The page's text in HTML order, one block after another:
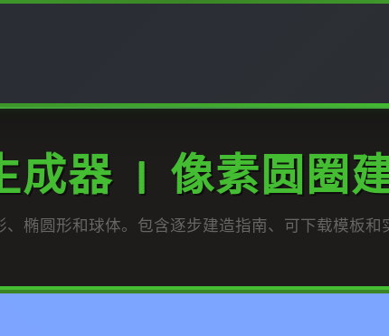
成器 | 像素圆圈
椭圆形和球体。包含逐步建造指南、可下载模板